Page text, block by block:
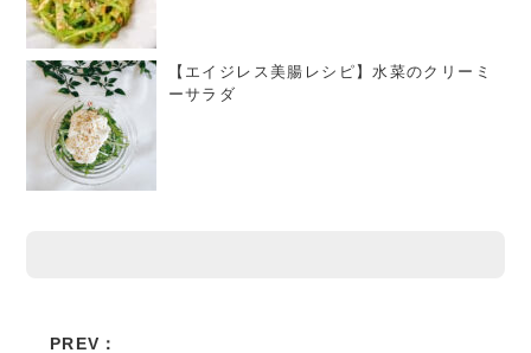
【エイジレス美腸レシピ】水菜のクリーミ
ーサラダ
PREV：